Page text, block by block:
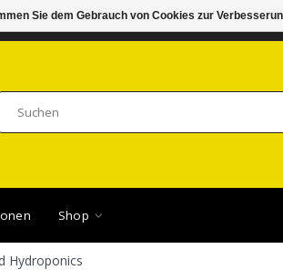
SAMSTAG 15.08.
Shop
Hydroponics
Sie dem Gebrauch von Cookies zur